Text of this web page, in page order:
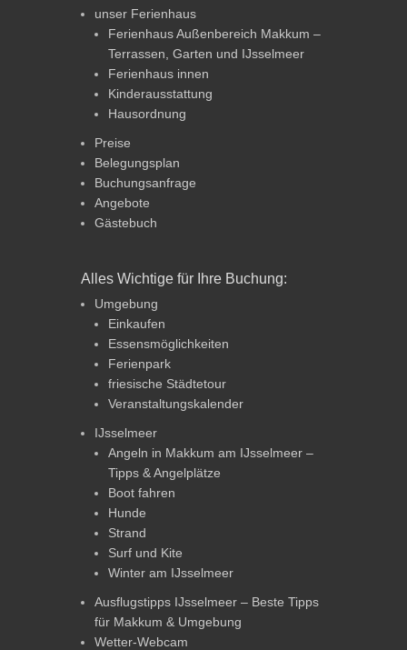
unser Ferienhaus
Ferienhaus Außenbereich Makkum –
Terrassen, Garten und IJsselmeer
Ferienhaus innen
Kinderausstattung
Hausordnung
Preise
Belegungsplan
Buchungsanfrage
Angebote
Gästebuch
Alles Wichtige für Ihre Buchung:
Umgebung
Einkaufen
Essensmöglichkeiten
Ferienpark
friesische Städtetour
Veranstaltungskalender
IJsselmeer
Angeln in Makkum am IJsselmeer –
Tipps & Angelplätze
Boot fahren
Hunde
Strand
Surf und Kite
Winter am IJsselmeer
Ausflugstipps IJsselmeer – Beste Tipps
für Makkum & Umgebung
Wetter-Webcam